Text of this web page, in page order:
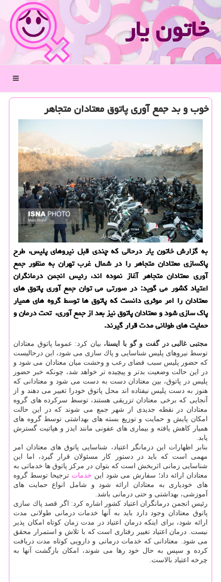
خاتون یار
منو
خوب و بد جمع آوری پاتوق معتادان متجاهر
به گزارش خاتون یار درحالی كه چندی قبل نیروهای پلیس، طرح
پاكسازی معتادان متجاهر را در شمال غرب تهران به منظور جمع
آوری معتادان متجاهر آغاز نموده اند، رئیس انجمن درمانگران
اعتیاد كشور می گوید: در صورتی می توان جمع آوری پاتوق های
معتادان را امر موثری دانست كه پاتوق ها توسط گروه های همیار
پاك سازی شود و معتادان پاتوق نیز بعد از جمع آوری، تحت درمان و
حمایت های طولانی مدت قرار گیرند.
مجتبی غالبی در گفت و گو با ایسنا، بیان كرد: عموما پاتوق معتادان
توسط نیروهای پلیس شناسایی و پاك سازی می شود، این درحالیست
كه حضور پلیس سبب فضای رعب و وحشت میان معتادان می شود و
در این حالت وضعیت بدتر و پیچیده تر خواهد شد، چونكه خبر حضور
پلیس در پاتوق، بین معتادان دست به دست می شود و معتادانی كه
هنوز به دست پلیس نیفتاده اند محل پاتوق خودرا تغییر می دهند و از
آنجایی كه برخی معتادان تزریقی هستند، توسط سركرده های گروه
معتادان در نقطه جدیدی از شهر جمع می شوند كه در این حالت
امكان پایش و حمایت و توزیع بسته های بهداشتی توسط گروه های
همیار كاهش یافته و بیماری های عفونی مانند ایدز و هپاتیت گسترش
یابد.
بنابر اظهارات این درمانگر اعتیاد، شناسایی پاتوق های معتادان امر
مهمی است كه باید در دستور كار مسئولان قرار گیرد، اما این
شناسایی زمانی اثربخش است كه بتوان در مركز پاتوق ها خدماتی به
معتادان ارائه داد؛ سفارش می شود این خدمات ترجیحا توسط گروه
های خودیاری به معتادان ارائه شود و شامل انواع حمایت های
آموزشی، بهداشتی و حتی درمانی باشد.
رئیس انجمن درمانگران اعتیاد كشور اشاره كرد: اگر قصد پاك سازی
پاتوق معتادان وجود دارد باید به آنها خدمات درمانی طولانی مدت
ارائه شود، برای اینكه درمان اعتیاد در مدت زمان كوتاه امكان پذیر
نیست. درمان اعتیاد تغییر رفتاری است كه با تلاش و استمرار محقق
می شود. معتادانی كه خدمات درمانی و دارویی كوتاه مدت دریافت
كرده و سپس به حال خود رها می شوند، امكان بازگشت آنها به
چرخه اعتیاد بالاست.